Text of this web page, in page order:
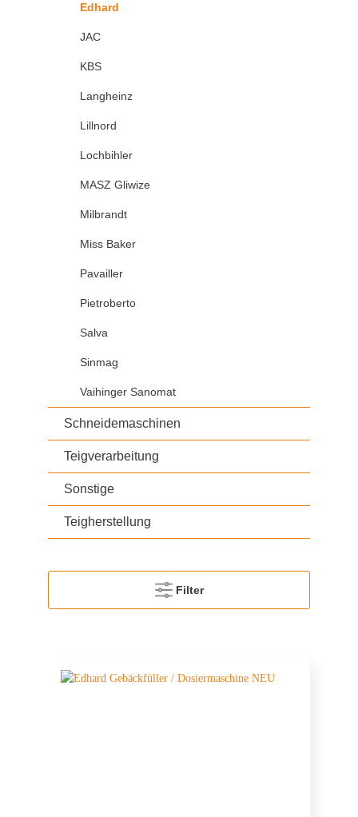
Edhard
JAC
KBS
Langheinz
Lillnord
Lochbihler
MASZ Gliwize
Milbrandt
Miss Baker
Pavailler
Pietroberto
Salva
Sinmag
Vaihinger Sanomat
Schneidemaschinen
Teigverarbeitung
Sonstige
Teigherstellung
Filter